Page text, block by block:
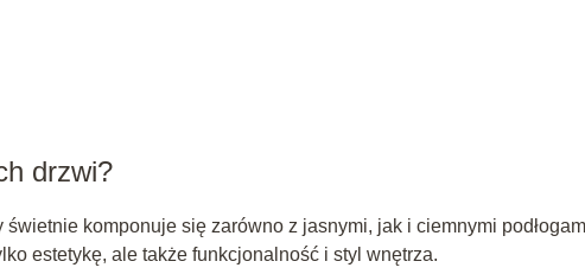
drzwi?
komponuje się zarówno z jasnymi, jak i ciemnymi
estetykę, ale także funkcjonalność i styl wnętrza.